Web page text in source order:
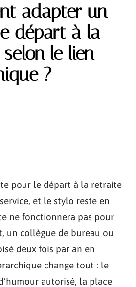
adapter un
départ à la
le lien
?
pour le départ à la retraite
et le stylo reste en
ne fonctionnera pas pour
un collègue de bureau ou
deux fois par an en
change tout : le
autorisé, la place